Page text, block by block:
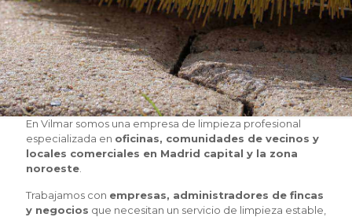
En Vilmar somos una empresa de limpieza profesional
especializada en oficinas, comunidades de vecinos y
locales comerciales en Madrid capital y la zona
noroeste
Trabajamos con empresas, administradores de fincas
y negocios que necesitan un servicio de limpieza estable,